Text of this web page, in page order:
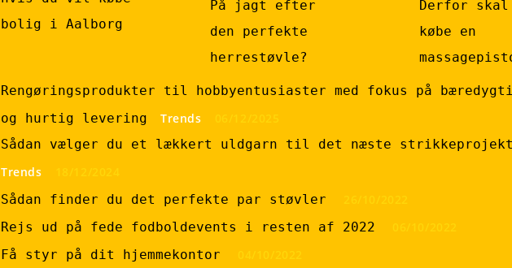
bolig i Aalborg
På jagt efter
den perfekte
herrestøvle?
Derfor skal
købe en
Rengøringsprodukter til hobbyentusiaster med fokus på
og hurtig levering
Trends
Sådan vælger du et lækkert uldgarn til det næste strikkeprojekt
Trends
Sådan finder du det perfekte par støvler
Rejs ud på fede fodboldevents i resten af 2022
Få styr på dit hjemmekontor